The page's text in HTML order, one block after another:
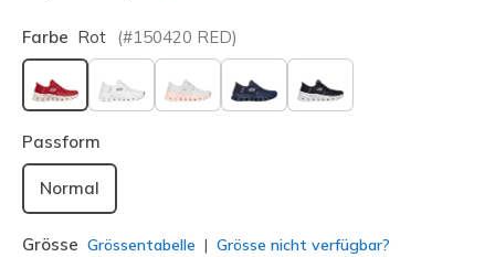
Farbe Rot (#150420 RED)
ausgewählt
Passform
Normal
Grösse Grössentabelle Grösse nicht verfügbar?